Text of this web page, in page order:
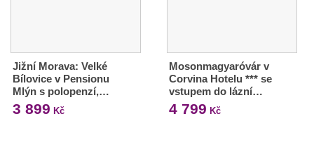
Jižní Morava: Velké
Bílovice v Pensionu
Mlýn s polopenzí,…
3 899 Kč
Mosonmagyaróvár v
Corvina Hotelu *** se
vstupem do lázní…
4 799 Kč